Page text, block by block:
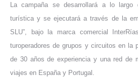
La campaña se desarrollará a lo largo
turística y se ejecutará a través de la
SLU”, bajo la marca comercial
turoperadores de grupos y circuitos en la
de 30 años de experiencia y una red de
viajes en España y Portugal.